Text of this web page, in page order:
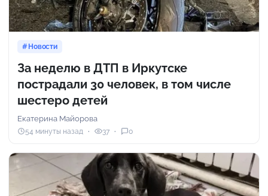
Новости
За неделю в ДТП в Иркутске
пострадали 30 человек, в том числе
шестеро детей
Екатерина Майорова
54 минуты назад 37 0